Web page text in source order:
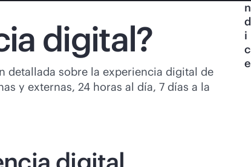
el pedido.
digital?
detallada sobre la experiencia digital de
y externas, 24 horas al día, 7 días a la
n
d
i
c
e